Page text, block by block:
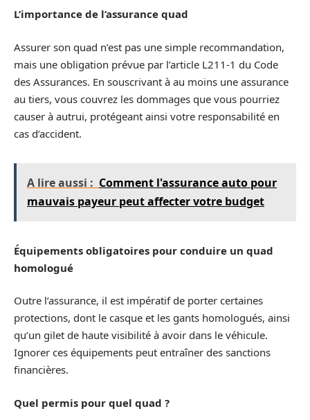
L’importance de l’assurance quad
Assurer son quad n’est pas une simple recommandation,
mais une obligation prévue par l’article L211-1 du Code
des Assurances. En souscrivant à au moins une assurance
au tiers, vous couvrez les dommages que vous pourriez
causer à autrui, protégeant ainsi votre responsabilité en
cas d’accident.
A lire aussi : Comment l'assurance auto pour
mauvais payeur peut affecter votre budget
Équipements obligatoires pour conduire un quad
homologué
Outre l’assurance, il est impératif de porter certaines
protections, dont le casque et les gants homologués, ainsi
qu’un gilet de haute visibilité à avoir dans le véhicule.
Ignorer ces équipements peut entraîner des sanctions
financières.
Quel permis pour quel quad ?